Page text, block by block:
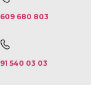
609 680 803
91 540 03 03